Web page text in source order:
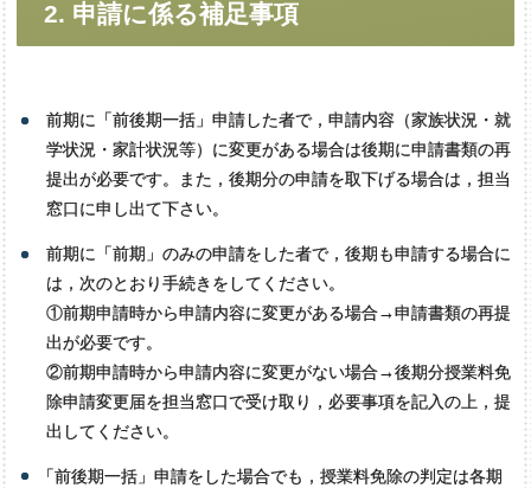
2. 申請に係る補足事項
前期に「前後期一括」申請した者で，申請内容（家族状況・就
学状況・家計状況等）に変更がある場合は後期に申請書類の再
提出が必要です。また，後期分の申請を取下げる場合は，担当
窓口に申し出て下さい。
前期に「前期」のみの申請をした者で，後期も申請する場合に
は，次のとおり手続きをしてください。
①前期申請時から申請内容に変更がある場合→申請書類の再提
出が必要です。
②前期申請時から申請内容に変更がない場合→後期分授業料免
除申請変更届を担当窓口で受け取り，必要事項を記入の上，提
出してください。
「前後期一括」申請をした場合でも，授業料免除の判定は各期